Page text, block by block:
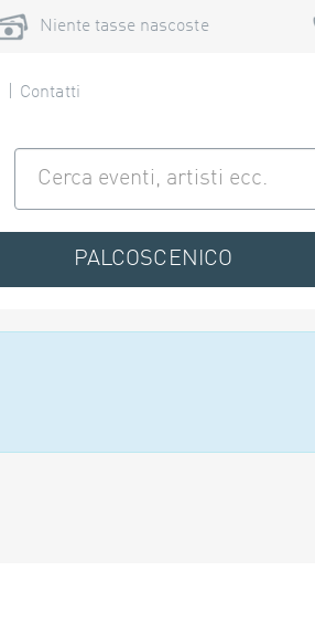
Niente tasse nascoste
Contatti
PALCOSCENICO